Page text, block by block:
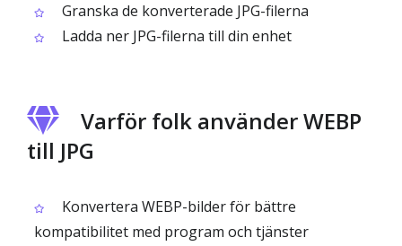
Granska de konverterade JPG-filerna
Ladda ner JPG-filerna till din enhet
Varför folk använder WEBP
till JPG
Konvertera WEBP-bilder för bättre
kompatibilitet med program och tjänster